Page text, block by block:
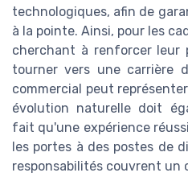
technologiques, afin de
à la pointe. Ainsi, pour les
cherchant à renforcer leur
tourner vers une carrière
commercial peut
évolution naturelle doit
fait qu'une expérience
les portes à des postes de
responsabilités couvrent un